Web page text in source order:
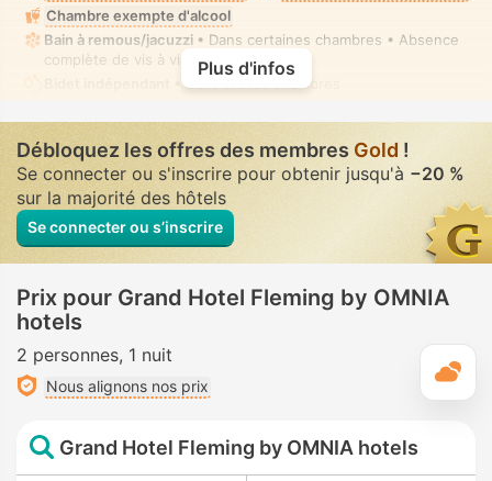
Chambre exempte d'alcool
Bain à remous/jacuzzi • Dans certaines chambres • Absence
complète de vis à vis
• Dans toutes chambres
Plus d'infos
Débloquez les offres des membres Gold !
Se connecter ou s'inscrire pour obtenir jusqu'à −20 %
sur la majorité des hôtels
Se connecter ou s’inscrire
Prix pour Grand Hotel Fleming by OMNIA
hotels
2 personnes 1 nuit
Nous alignons nos prix
Grand Hotel Fleming by OMNIA hotels